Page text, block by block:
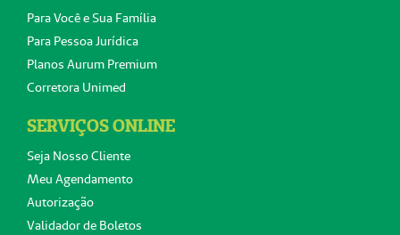
Para Você e Sua Família
Para Pessoa Jurídica
Planos Aurum Premium
Corretora Unimed
SERVIÇOS ONLINE
Seja Nosso Cliente
Meu Agendamento
Autorização
Validador de Boletos